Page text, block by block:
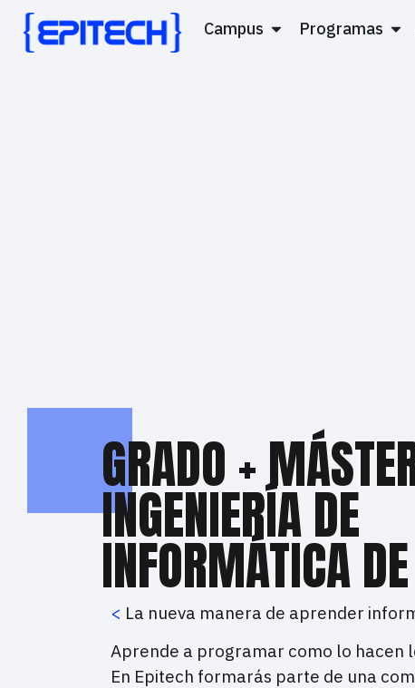
Campus Programas
GRADO +
INGENIERÍA DE
INFORMÁTICA
< La nueva manera de aprender
Aprende a programar como lo hacen
En Epitech formarás parte de una